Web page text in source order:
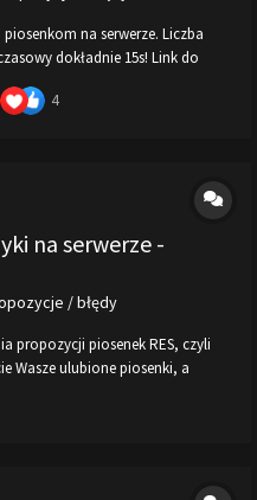
na serwerze. Liczba
dokładnie 15s! Link do
4
na serwerze -
/ błędy
propozycji piosenek RES, czyli
Wasze ulubione piosenki, a
piosenkę (max 10 piosenek